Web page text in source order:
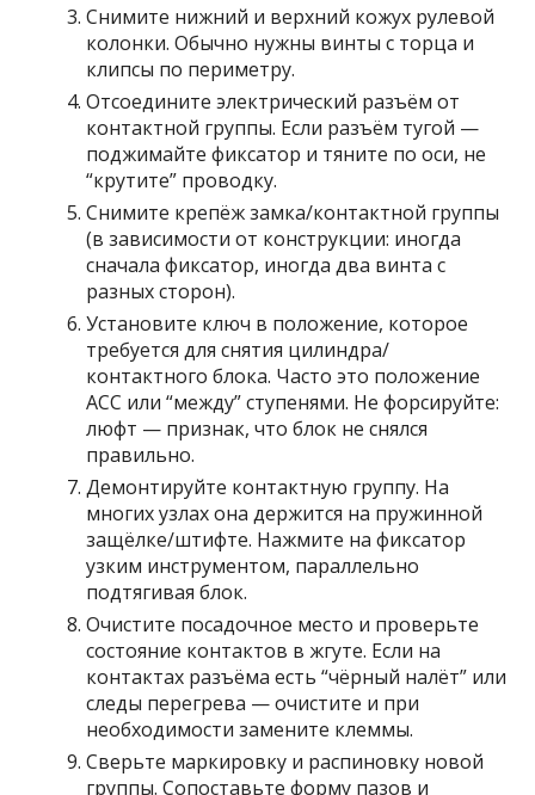
Снимите нижний и верхний кожух рулевой
колонки. Обычно нужны винты с торца и
клипсы по периметру.
Отсоедините электрический разъём от
контактной группы. Если разъём тугой —
поджимайте фиксатор и тяните по оси, не
“крутите” проводку.
Снимите крепёж замка/контактной группы
(в зависимости от конструкции: иногда
сначала фиксатор, иногда два винта с
разных сторон).
Установите ключ в положение, которое
требуется для снятия цилиндра/
контактного блока. Часто это положение
ACC или “между” ступенями. Не форсируйте:
люфт — признак, что блок не снялся
правильно.
Демонтируйте контактную группу. На
многих узлах она держится на пружинной
защёлке/штифте. Нажмите на фиксатор
узким инструментом, параллельно
подтягивая блок.
Очистите посадочное место и проверьте
состояние контактов в жгуте. Если на
контактах разъёма есть “чёрный налёт” или
следы перегрева — очистите и при
необходимости замените клеммы.
Сверьте маркировку и распиновку новой
группы. Сопоставьте форму пазов и